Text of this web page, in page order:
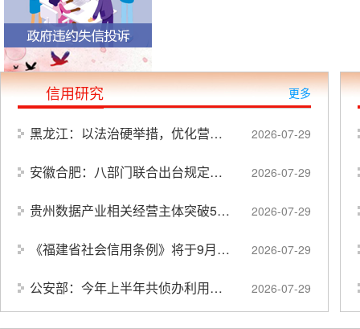
信用研究 更多
黑龙江：以法治硬举措，优化营商软环境 2026-07-29
安徽合肥：八部门联合出台规定，依法规制牟利性投诉举报行为 2026-07-29
贵州数据产业相关经营主体突破5.6万家 2026-07-29
《福建省社会信用条例》将于9月16日起施行 2026-07-29
公安部：今年上半年共侦办利用AI工具生成网络谣言案件170余起 2026-07-29